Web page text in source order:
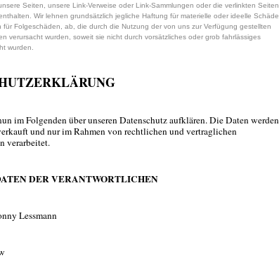
Seiten, unsere Link-Verweise oder Link-Sammlungen oder die verlinkten Seiten
Wir lehnen grundsätzlich jegliche Haftung für materielle oder ideelle
für Folgeschäden, ab, die durch die Nutzung der von uns zur Verfügung gestellten
verursacht wurden, soweit sie nicht durch vorsätzliches oder grob fahrlässiges
wurden.
im Folgenden über unseren Datenschutz aufklären. Die Daten werden
und nur im Rahmen von rechtlichen und vertraglichen
verarbeitet.
DER VERANTWORTLICHEN
Lessmann